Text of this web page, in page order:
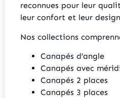
reconnues pour leur
leur confort et leur
Nos collections
Canapés d’angle
Canapés avec
Canapés 2 places
Canapés 3 places